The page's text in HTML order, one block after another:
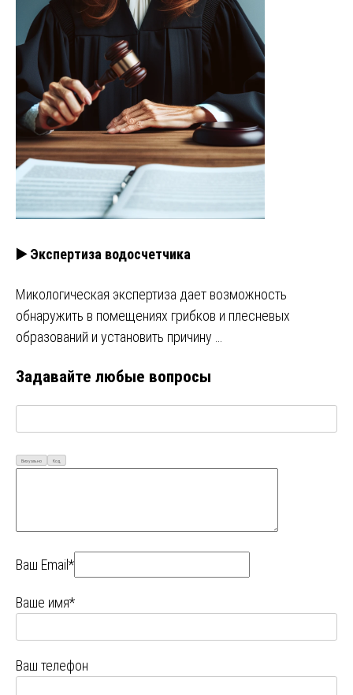
▶️ Экспертиза водосчетчика
Микологическая экспертиза дает возможность
обнаружить в помещениях грибков и плесневых
образований и установить причину …
Задавайте любые вопросы
Визуально Код
Ваш Email*
Ваше имя*
Ваш телефон